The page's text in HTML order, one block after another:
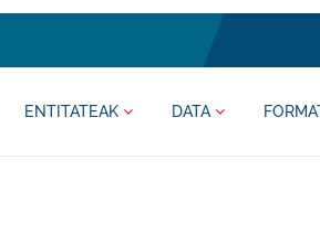
ENTITATEAK DATA